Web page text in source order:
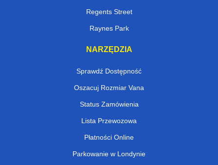
Regents Street
Raynes Park
NARZĘDZIA
Sprawdź Dostępność
Oszacuj Rozmiar Vana
Status Zamówienia
Lista Przewozowa
Płatności Online
Parkowanie w Londynie